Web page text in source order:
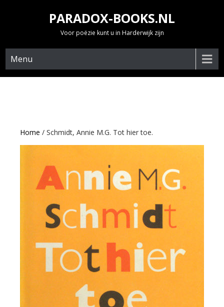
PARADOX-BOOKS.NL
Voor poëzie kunt u in Harderwijk zijn
Menu
Home / Schmidt, Annie M.G. Tot hier toe.